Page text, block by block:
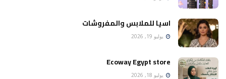
اسيا للملابس والمفروشات
يوليو 19, 2026
Ecoway Egypt store
يوليو 18, 2026